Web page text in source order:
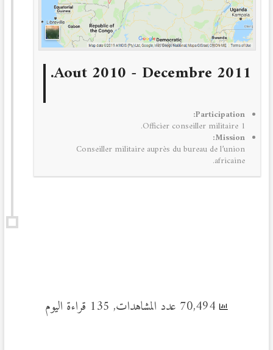
Aout 2010 - Decembre 2011.
Participation:
1 Officier conseiller militaire.
Mission:
Conseiller militaire auprès du bureau de l’union
africaine.
70,494 عدد المشاهدات, 135 قراءة اليوم